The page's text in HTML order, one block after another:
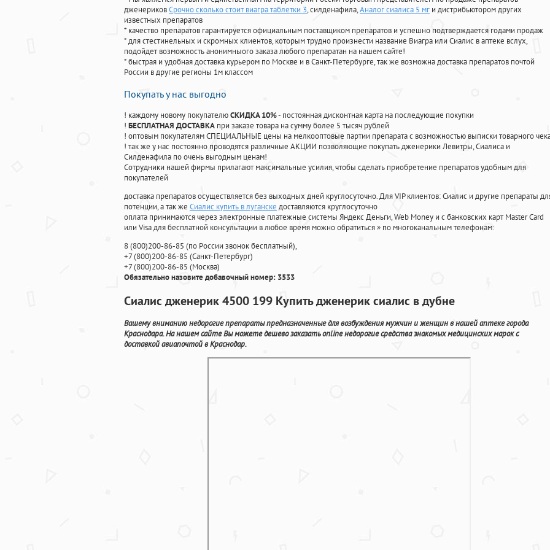
дженериковСрочно сколько стоит виагра таблетки 3, силденафила,Аналог сиалиса 5 мг и дистрибьютором других
известных препаратов
* качество препаратов гарантируется официальным поставщиком препаратов и успешно подтверждается годами продаж
* для стестинельных и скромных клиентов, которым трудно произнести название Виагра или Сиалис в аптеке вслух,
подойдет возможность анонимныого заказа любого препаратан на нашем сайте!
* быстрая и удобная доставка курьером по Москве и в Санкт-Петербурге, так же возможна доставка препаратов почтой
России в другие регионы 1м классом
Покупать у нас выгодно
! каждому новому покупателюСКИДКА 10%- постоянная дисконтная карта на последующие покупки
! БЕСПЛАТНАЯ ДОСТАВКА при заказе товара на сумму более 5 тысяч рублей
! оптовым покупателям СПЕЦИАЛЬНЫЕ цены на мелкооптовые партии препарата с возможностью выписки товарного
! так же у нас постоянно проводятся различные АКЦИИ позволяющие покупать дженерики Левитры, Сиалиса и
Силденафила по очень выгодным ценам!
Cотрудники нашей фирмы прилагают максимальные усилия, чтобы сделать приобретение препаратов удобным для
покупателей
доставка препаратов осуществляется без выходных дней круглосуточно. Для VIP клиентов: Сиалис и другие препараты
потенции, а так же Сиалис купить в луганске доставляются круглосуточно
оплата принимаются через электронные платежные системы Яндекс Деньги, Web Money и с банковских карт Master Card
или Visa для бесплатной консультации в любое время можно обратиться» по многоканальным телефонам:
8(800)200-86-85 (по России звонок бесплатный),
+7(800)200-86-85 (Санкт-Петербург)
+7(800)200-86-85 (Москва)
Обязательно назовите добавочный номер: 3533
Сиалис дженерик 4500 199 Купить дженерик сиалис в дубне
Вашему вниманию недорогие препараты предназначенные для возбуждения мужчин и женщин в нашей аптеке города
Краснодара. На нашем сайте Вы можете дешево заказать online недорогие средства знакомых медицинских марок с
доставкой авиапочтой в Краснодар.